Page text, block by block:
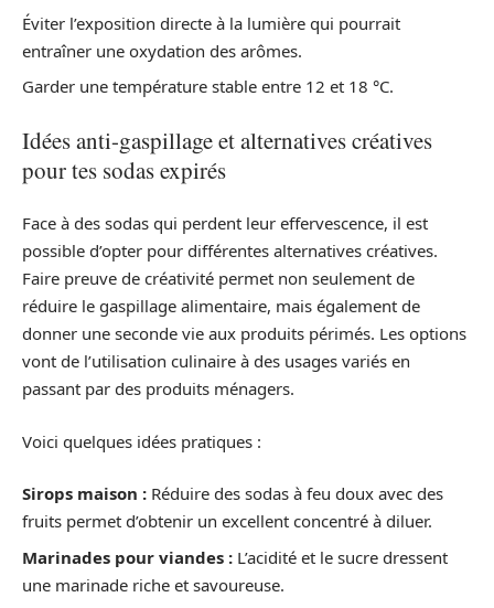
Éviter l’exposition directe à la lumière qui pourrait
entraîner une oxydation des arômes.
Garder une température stable entre 12 et 18 °C.
Idées anti-gaspillage et alternatives créatives
pour tes sodas expirés
Face à des sodas qui perdent leur effervescence, il est
possible d’opter pour différentes alternatives créatives.
Faire preuve de créativité permet non seulement de
réduire le gaspillage alimentaire, mais également de
donner une seconde vie aux produits périmés. Les options
vont de l’utilisation culinaire à des usages variés en
passant par des produits ménagers.
Voici quelques idées pratiques :
Sirops maison : Réduire des sodas à feu doux avec des
fruits permet d’obtenir un excellent concentré à diluer.
Marinades pour viandes : L’acidité et le sucre dressent
une marinade riche et savoureuse.